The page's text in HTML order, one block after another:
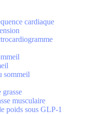
cardiaque
sommeil
grasse
musculaire
poids sous GLP-1